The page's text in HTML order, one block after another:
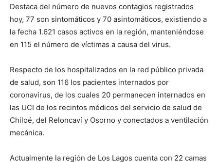
Destaca del número de nuevos contagios registrados
hoy, 77 son sintomáticos y 70 asintomáticos, existiendo a
la fecha 1.621 casos activos en la región, manteniéndose
en 115 el número de víctimas a causa del virus.
Respecto de los hospitalizados en la red público privada
de salud, son 116 los pacientes internados por
coronavirus, de los cuales 20 permanecen internados en
las UCI de los recintos médicos del servicio de salud de
Chiloé, del Reloncaví y Osorno y conectados a ventilación
mecánica.
Actualmente la región de Los Lagos cuenta con 22 camas